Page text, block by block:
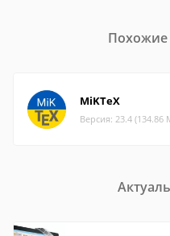
MiKTeX
Версия: 23.4 (134.86